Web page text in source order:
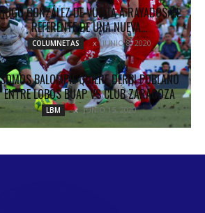
GONZÁLEZ DE VUELTA A RAYADOS; EL
REFERENTE DE UNA NUEVA...
COLUMNETAS JUNIO 8, 2020
SOMOS BALOMPIÉ QUIERE DERBI POBLANO
ENTRE LOBOS BUAP VS CLUB ZARAGOZA
LBM JUNIO 15, 2020